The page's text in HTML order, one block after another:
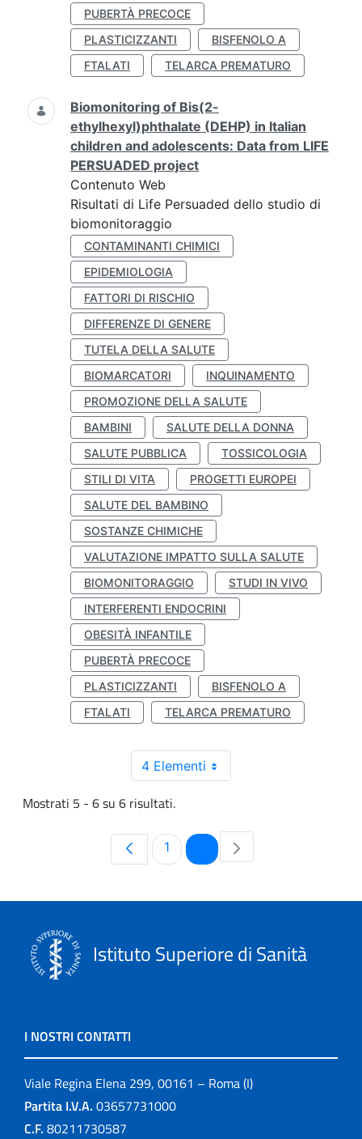
PUBERTÀ PRECOCE
PLASTICIZZANTI
BISFENOLO A
FTALATI
TELARCA PREMATURO
Biomonitoring of Bis(2-
ethylhexyl)phthalate (DEHP) in Italian
children and adolescents: Data from LIFE
PERSUADED project
Contenuto Web
Risultati di Life Persuaded dello studio di
biomonitoraggio
CONTAMINANTI CHIMICI
EPIDEMIOLOGIA
FATTORI DI RISCHIO
DIFFERENZE DI GENERE
TUTELA DELLA SALUTE
BIOMARCATORI
INQUINAMENTO
PROMOZIONE DELLA SALUTE
BAMBINI
SALUTE DELLA DONNA
SALUTE PUBBLICA
TOSSICOLOGIA
STILI DI VITA
PROGETTI EUROPEI
SALUTE DEL BAMBINO
SOSTANZE CHIMICHE
VALUTAZIONE IMPATTO SULLA SALUTE
BIOMONITORAGGIO
STUDI IN VIVO
INTERFERENTI ENDOCRINI
OBESITÀ INFANTILE
PUBERTÀ PRECOCE
PLASTICIZZANTI
BISFENOLO A
FTALATI
TELARCA PREMATURO
4 Elementi
Mostrati 5 - 6 su 6 risultati.
Pagina
1 Pagina
Istituto Superiore di Sanità
I NOSTRI CONTATTI
Viale Regina Elena 299, 00161 – Roma (I)
Partita I.V.A. 03657731000
C.F. 80211730587